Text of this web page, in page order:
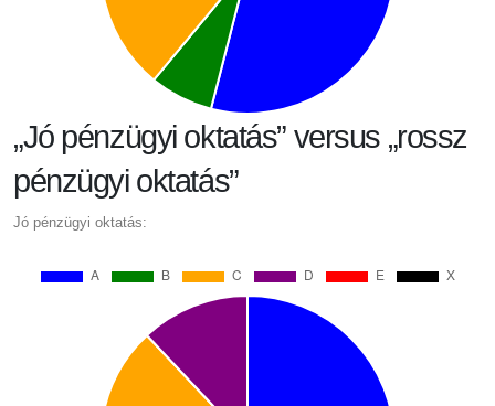
„Jó pénzügyi oktatás” versus „rossz
pénzügyi oktatás”
Jó pénzügyi oktatás: